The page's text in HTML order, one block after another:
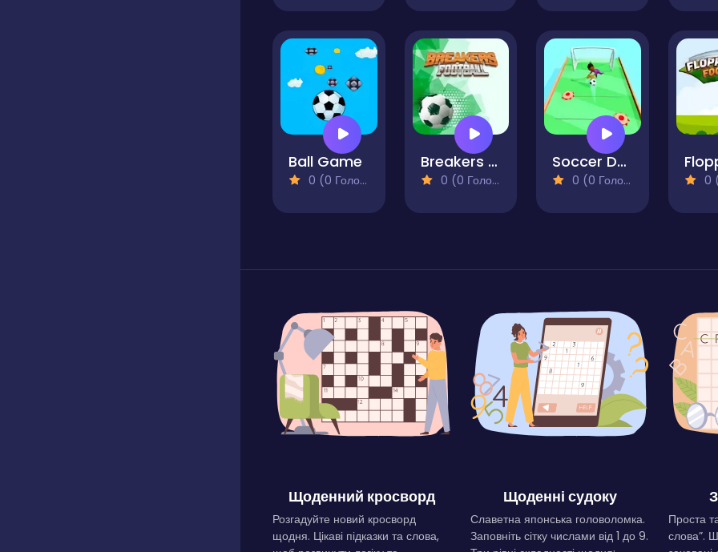
Ball Game
0 (0 Голосів)
Breakers Football
0 (0 Голосів)
Soccer Dash
0 (0 Голосів) 0
Щоденний кросворд
Розгадуйте новий кросворд
щодня. Цікаві підказки та слова,
Щоденні судоку
Славетна японська головоломка.
Заповніть сітку числами від 1 до 9.
Проста
слова”.